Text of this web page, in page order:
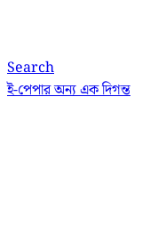
Search
ই-পেপারঅন্য এক দিগন্ত